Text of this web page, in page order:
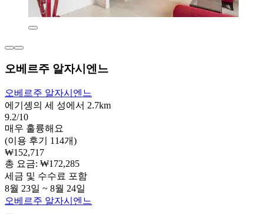
오베르주 알자시엔느
오베르주 알자시엔느
에기솅의 세 성에서 2.7km
9.2/10
매우 훌륭해요
(이용 후기 114개)
₩152,717
총 요금: ₩172,285
세금 및 수수료 포함
8월 23일 ~ 8월 24일
오베르주 알자시엔느